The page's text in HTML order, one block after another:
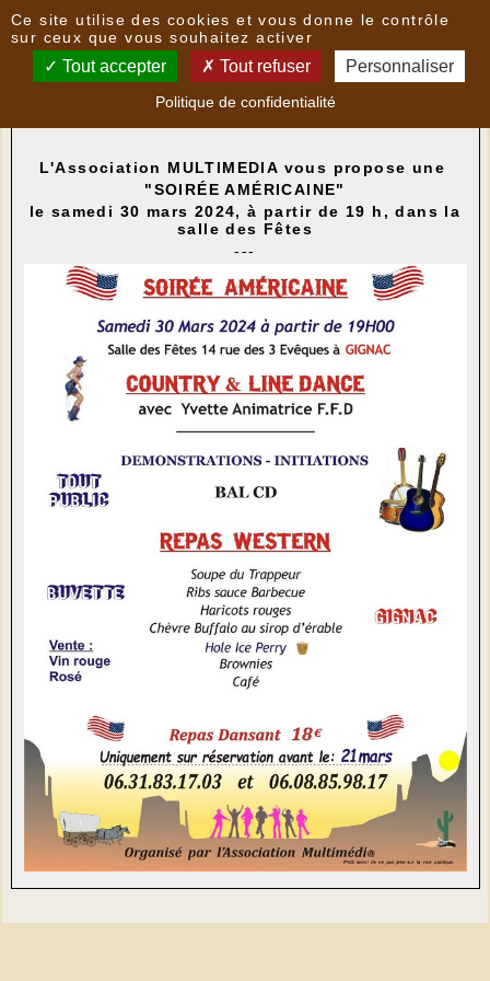
Nouvelles
GIGNAC - Soirée américaine - le16/03/2024 17:38
L'Association MULTIMEDIA vous propose une
"SOIRÉE AMÉRICAINE"
le samedi 30 mars 2024, à partir de 19 h, dans la
salle des Fêtes
---
Ce site utilise des cookies et vous donne le contrôle
sur ceux que vous souhaitez activer
Tout accepter Tout refuser Personnaliser
Politique de confidentialité